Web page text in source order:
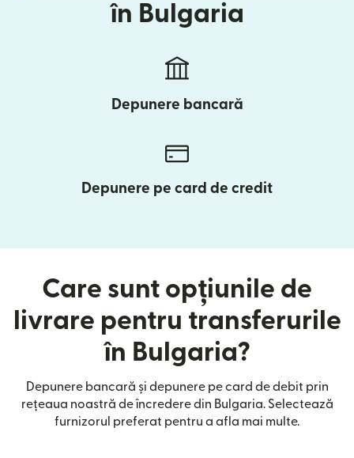
în Bulgaria
Depunere bancară
Depunere pe card de credit
Care sunt opțiunile de
livrare pentru transferurile
în Bulgaria?
Depunere bancară și depunere pe card de debit prin
rețeaua noastră de încredere din Bulgaria. Selectează
furnizorul preferat pentru a afla mai multe.